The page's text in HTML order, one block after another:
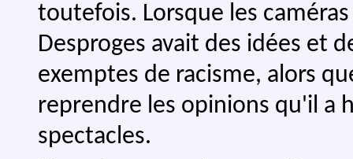
toutefois. Lorsque les
Desproges avait des idées et
exemptes de racisme, alors
reprendre les opinions qu'il a
spectacles.